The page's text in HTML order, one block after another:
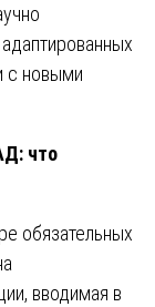
с новыми
что
обязательных
вводимая в